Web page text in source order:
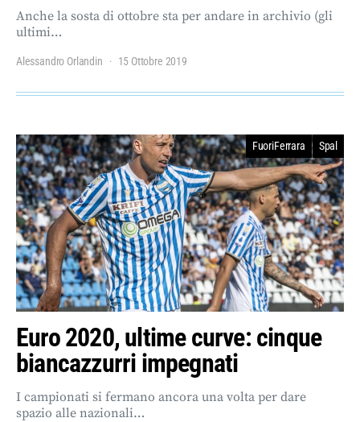
Anche la sosta di ottobre sta per andare in archivio (gli
ultimi…
Alessandro Orlandin 15 Ottobre 2019
FuoriFerrara Spal
Euro 2020, ultime curve: cinque
biancazzurri impegnati
I campionati si fermano ancora una volta per dare
spazio alle nazionali…